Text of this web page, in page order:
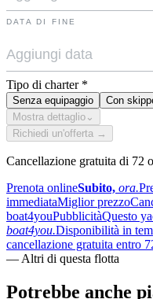
DATA DI FINE
Tipo di charter *
Senza equipaggio Con
Mostra dettaglio ⌄
Richiedi un'offerta →
Cancellazione gratuita di 72
Prenota onlineSubito, ora.
immediataMiglior prezzo
boat4youPubblicitàQuesto
boat4you.Disponibilità in
cancellazione gratuita entro
— Altri di questa flotta
Potrebbe anche